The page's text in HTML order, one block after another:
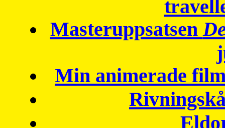
Masteruppsatsen
Min animerade